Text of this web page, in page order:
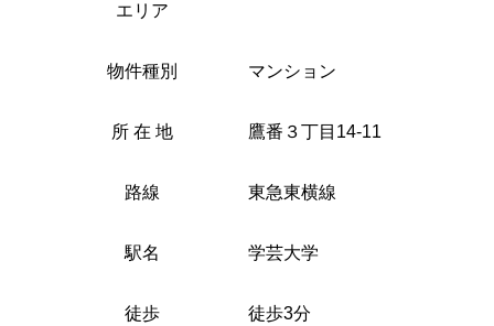
エリア
物件種別 マンション
所 在 地 鷹番３丁目14-11
路線 東急東横線
駅名 学芸大学
徒歩 徒歩3分